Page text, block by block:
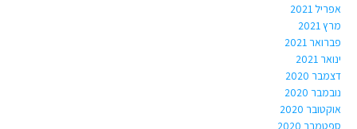
אפריל 2021
מרץ 2021
פברואר 2021
ינואר 2021
דצמבר 2020
נובמבר 2020
אוקטובר 2020
ספטמבר 2020